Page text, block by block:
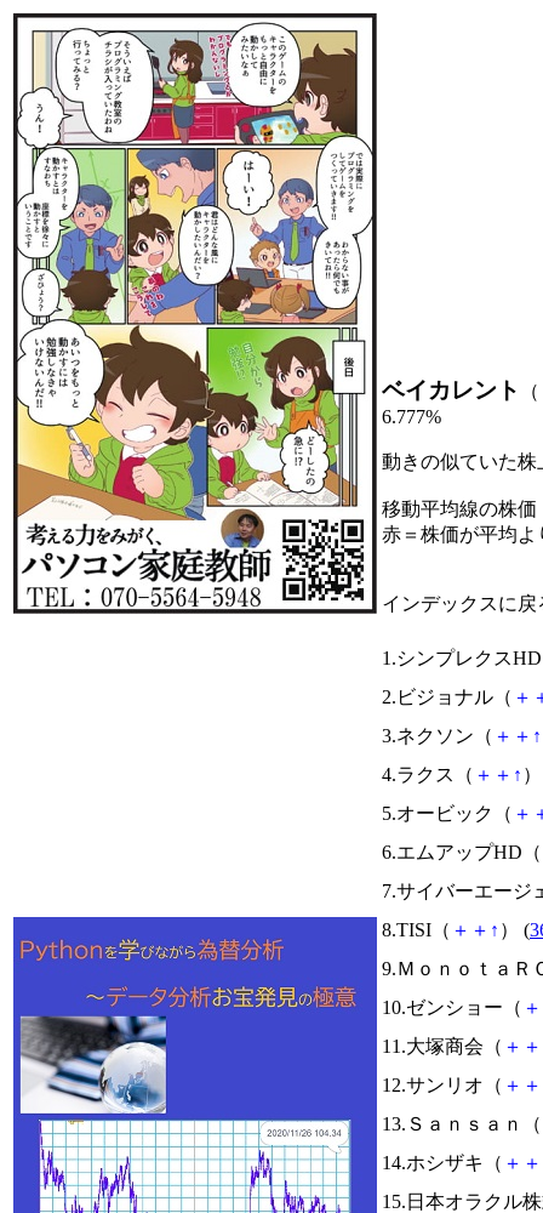
ベイカレント （
6.777%
動きの似ていた
移動平均線の株価
赤＝株価が平均
インデックスに戻
1.シンプレクス
2.ビジョナル（ ＋
3.ネクソン（ ＋ ＋ ↑
4.ラクス（ ＋ ＋ ↑
5.オービック（ ＋
6.エムアップHD（
7.サイバーエージ
8.TISI（ ＋ ＋ ↑ ） (
9.ＭｏｎｏｔａＲ
10.ゼンショー（ ＋
11.大塚商会（ ＋ ＋
12.サンリオ（ ＋ ＋
13.Ｓａｎｓａｎ（
14.ホシザキ（ ＋ ＋
15.日本オラクル